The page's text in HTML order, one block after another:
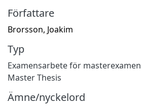
Författare
Brorsson, Joakim
Typ
Examensarbete för masterexamen
Master Thesis
Ämne/nyckelord